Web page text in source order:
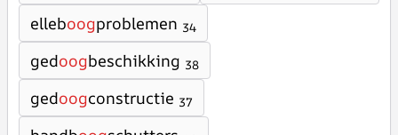
elleboogproblemen 34
gedoogbeschikking 38
gedoogconstructie 37